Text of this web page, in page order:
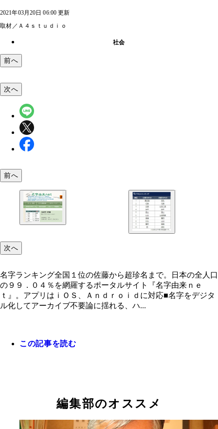
2021年03月20日 06:00 更新
取材／Ａ４ｓｔｕｄｉｏ
社会
前へ
次へ
前へ
次へ
名字ランキング全国１位の佐藤から超珍名まで。日本の全人口
の９９．０４％を網羅するポータルサイト『名字由来ｎｅ
ｔ』。アプリはｉＯＳ、Ａｎｄｒｏｉｄに対応■名字をデジタ
ル化してアーカイブ不要論に揺れる、ハ...
この記事を読む
編集部のオススメ